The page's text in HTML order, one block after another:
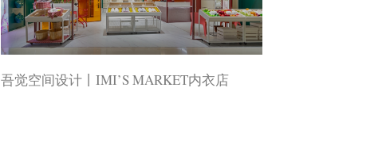
吾觉空间设计丨IMI’S MARKET内衣店